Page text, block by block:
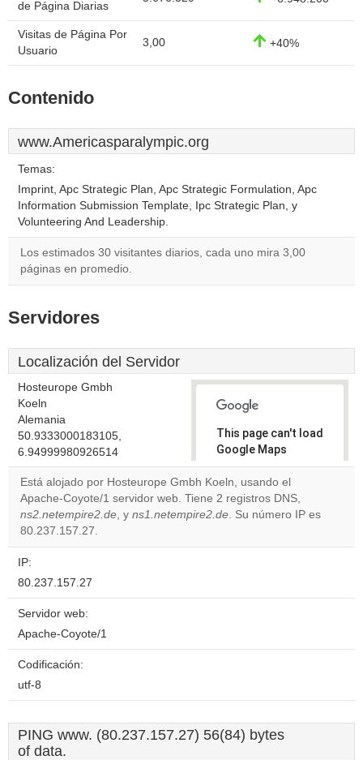
de Página Diarias
Visitas de Página Por
Usuario
3,00 +40%
Contenido
www.Americasparalympic.org
Temas:
Imprint, Apc Strategic Plan, Apc Strategic Formulation, Apc
Information Submission Template, Ipc Strategic Plan, y
Volunteering And Leadership.
Los estimados 30 visitantes diarios, cada uno mira 3,00
páginas en promedio.
Servidores
Localización del Servidor
Hosteurope Gmbh
Koeln
Alemania
50.9333000183105,
6.94999980926514
This page can't load
Google Maps
correctly.
Do you
own this
OK
Está alojado por Hosteurope Gmbh Koeln, usando el
Apache-Coyote/1 servidor web. Tiene 2 registros DNS,
ns2.netempire2.de, y ns1.netempire2.de. Su número IP es
80.237.157.27.
IP:
80.237.157.27
Servidor web:
Apache-Coyote/1
Codificación:
utf-8
PING www. (80.237.157.27) 56(84) bytes
of data.